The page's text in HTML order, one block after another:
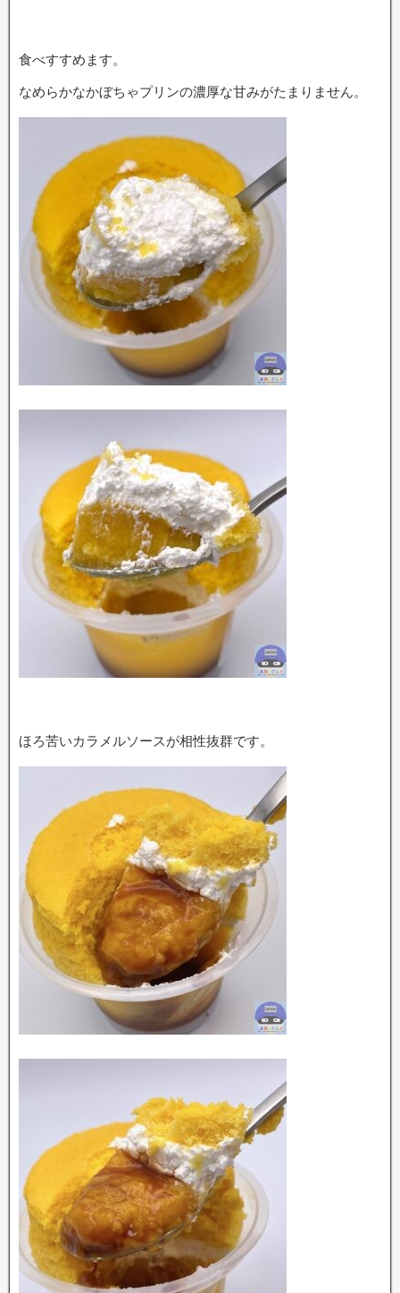
食べすすめます。
なめらかなかぼちゃプリンの濃厚な甘みがたまりません。
ほろ苦いカラメルソースが相性抜群です。